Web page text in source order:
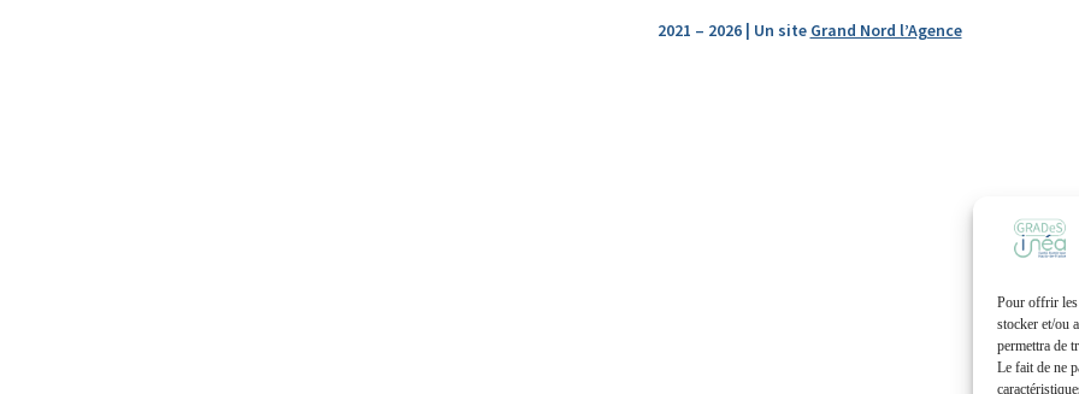
Pour offrir les
stocker et/ou
permettra de
Le fait de ne
2021 – 2026 | Un site Grand Nord l’Agence